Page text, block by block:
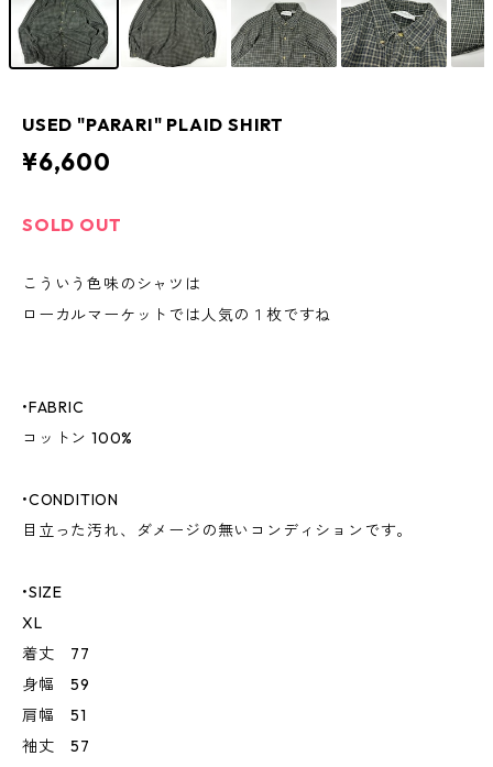
USED "PARARI" PLAID SHIRT
¥6,600
SOLD OUT
こういう色味のシャツは
ローカルマーケットでは人気の１枚ですね
•FABRIC
コットン 100%
•CONDITION
目立った汚れ、ダメージの無いコンディションです。
•SIZE
XL
着丈 77
身幅 59
肩幅 51
袖丈 57